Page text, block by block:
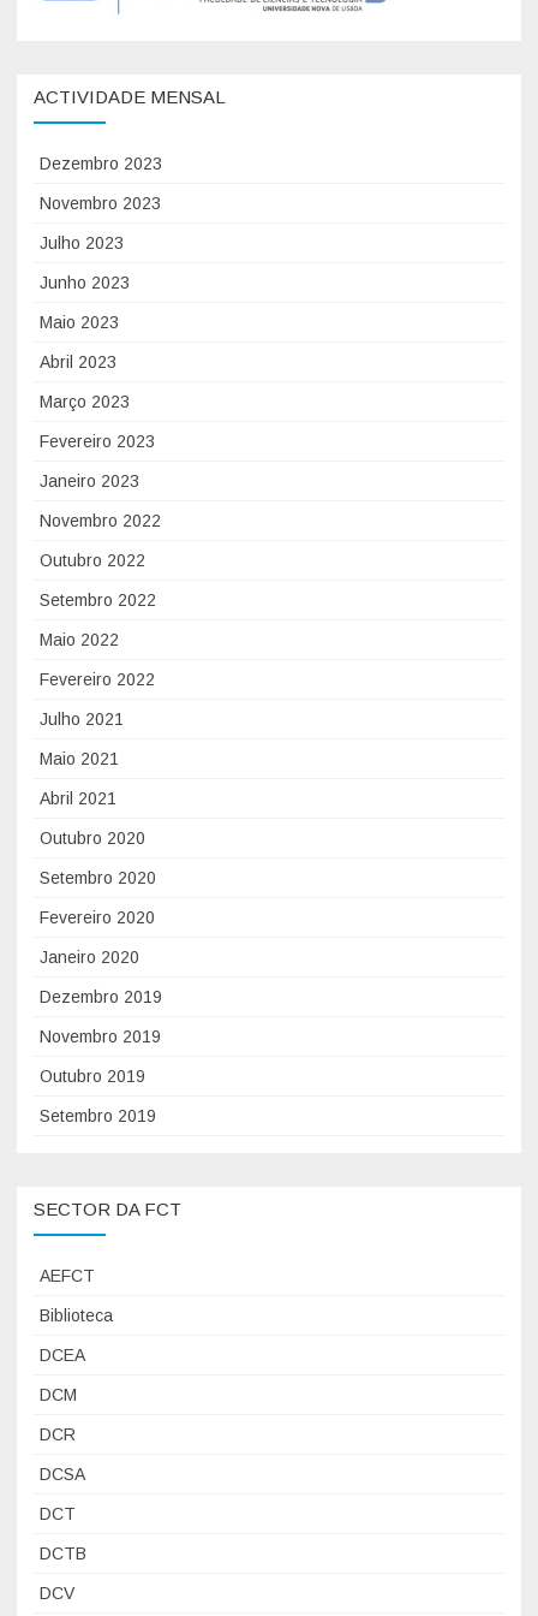
ACTIVIDADE MENSAL
Dezembro 2023
Novembro 2023
Julho 2023
Junho 2023
Maio 2023
Abril 2023
Março 2023
Fevereiro 2023
Janeiro 2023
Novembro 2022
Outubro 2022
Setembro 2022
Maio 2022
Fevereiro 2022
Julho 2021
Maio 2021
Abril 2021
Outubro 2020
Setembro 2020
Fevereiro 2020
Janeiro 2020
Dezembro 2019
Novembro 2019
Outubro 2019
Setembro 2019
SECTOR DA FCT
AEFCT
Biblioteca
DCEA
DCM
DCR
DCSA
DCT
DCTB
DCV